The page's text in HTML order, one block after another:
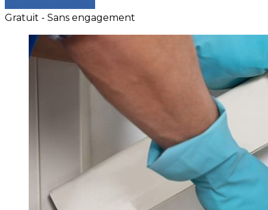
Gratuit - Sans engagement